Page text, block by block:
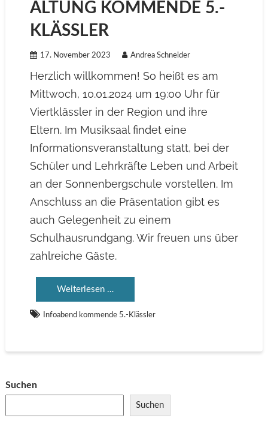
ALTUNG KOMMENDE 5.-
KLÄSSLER
17. November 2023 Andrea Schneider
Herzlich willkommen! So heißt es am
Mittwoch, 10.01.2024 um 19:00 Uhr für
Viertklässler in der Region und ihre
Eltern. Im Musiksaal findet eine
Informationsveranstaltung statt, bei der
Schüler und Lehrkräfte Leben und Arbeit
an der Sonnenbergschule vorstellen. Im
Anschluss an die Präsentation gibt es
auch Gelegenheit zu einem
Schulhausrundgang. Wir freuen uns über
zahlreiche Gäste.
Weiterlesen …
Infoabend kommende 5.-Klässler
Suchen
Suchen